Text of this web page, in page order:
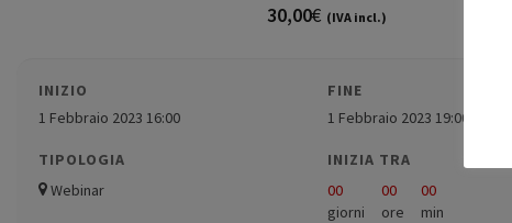
30,00€ (IVA incl.)
INIZIO
1 Febbraio 2023 16:00
FINE
1 Febbraio 2023 19:00
TIPOLOGIA
Webinar
INIZIA TRA
00
giorni
00
ore
00
min